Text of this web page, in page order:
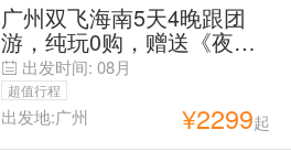
广州双飞海南5天4晚跟团
游，纯玩0购，赠送《夜游
三亚湾》+欣大型表演红色
娘子军
出发时间: 08月
超值行程
出发地:广州 ¥2299起